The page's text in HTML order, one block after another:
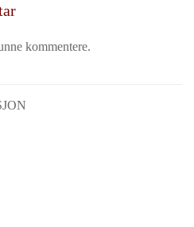
kommentere.